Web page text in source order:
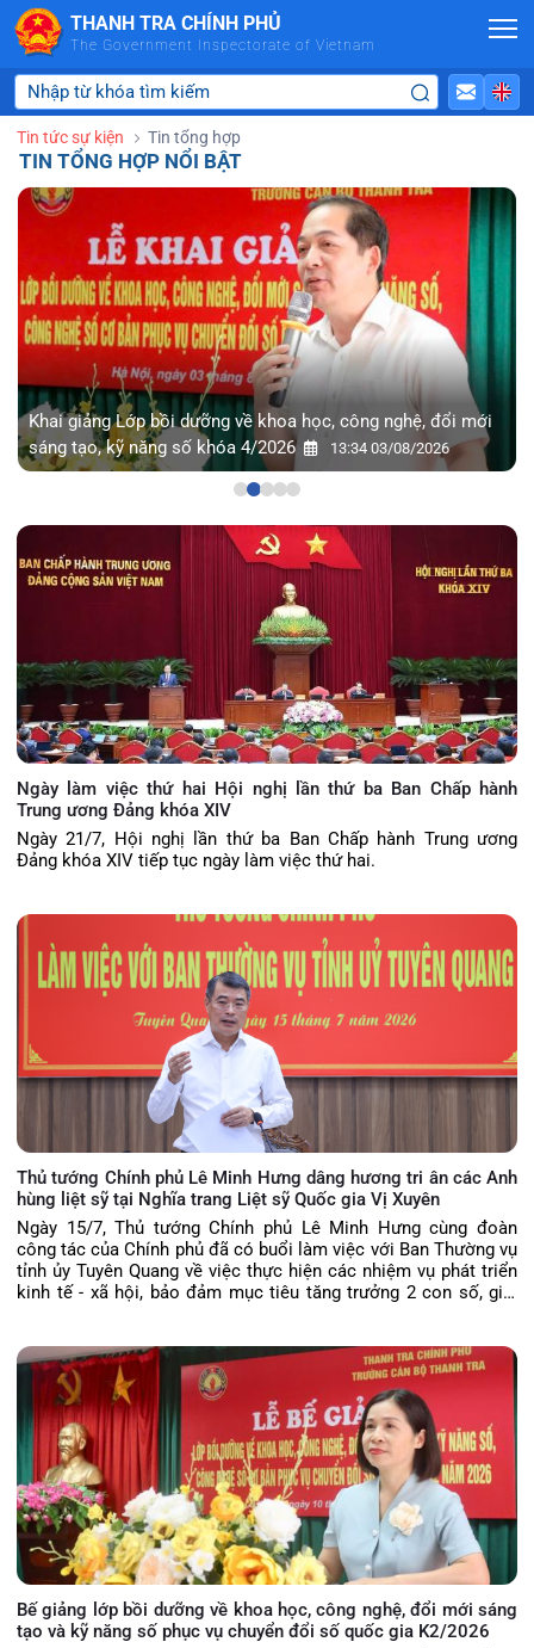
Skip to Main Content
THANH TRA CHÍNH PHỦ
The Government Inspectorate of Vietnam
Tin tức sự kiện Tin tổng hợp
TIN TỔNG HỢP NỔI BẬT
Khai giảng Lớp bồi dưỡng về khoa học, công nghệ, đổi mới
sáng tạo, kỹ năng số khóa 4/2026
13:34 03/08/2026
Ngày làm việc thứ hai Hội nghị lần thứ ba Ban Chấp hành
Trung ương Đảng khóa XIV
Ngày 21/7, Hội nghị lần thứ ba Ban Chấp hành Trung ương
Đảng khóa XIV tiếp tục ngày làm việc thứ hai.
Thủ tướng Chính phủ Lê Minh Hưng dâng hương tri ân các Anh
hùng liệt sỹ tại Nghĩa trang Liệt sỹ Quốc gia Vị Xuyên
Ngày 15/7, Thủ tướng Chính phủ Lê Minh Hưng cùng đoàn
công tác của Chính phủ đã có buổi làm việc với Ban Thường vụ
tỉnh ủy Tuyên Quang về việc thực hiện các nhiệm vụ phát triển
kinh tế - xã hội, bảo đảm mục tiêu tăng trưởng 2 con số, giải
quốc phòng, an ninh, xây dựng Đảng, hệ thống chính trị và tháo
gỡ khó khăn, vướng mắc của tỉnh.
Bế giảng lớp bồi dưỡng về khoa học, công nghệ, đổi mới sáng
tạo và kỹ năng số phục vụ chuyển đổi số quốc gia K2/2026